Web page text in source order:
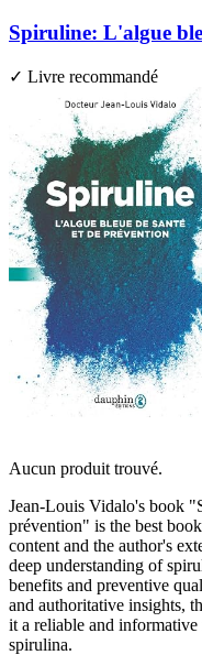
Spiruline: L'algue
✓ Livre recommandé
Aucun produit trouvé.
Jean-Louis Vidalo's book
prévention" is the best
content and the author's
deep understanding of
benefits and preventive
and authoritative insights,
it a reliable and informative
spirulina.